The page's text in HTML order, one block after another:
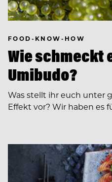
FOOD-KNOW-HOW
Wie
Umibudo?
Was stellt ihr euch unter
Effekt vor? Wir haben es